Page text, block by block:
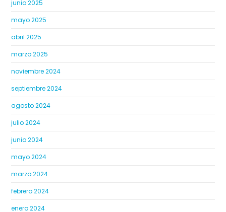
junio 2025
mayo 2025
abril 2025
marzo 2025
noviembre 2024
septiembre 2024
agosto 2024
julio 2024
junio 2024
mayo 2024
marzo 2024
febrero 2024
enero 2024